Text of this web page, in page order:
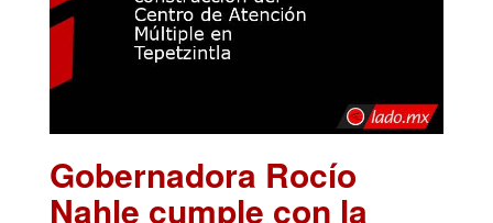
Gobernadora Rocío
Nahle cumple con la